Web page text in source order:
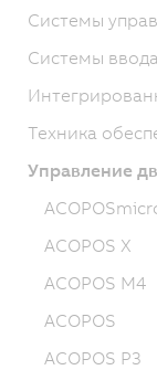
Системы
Системы
Техника
Управление
ACOPOS X
ACOPOS M4
ACOPOS
ACOPOS P3